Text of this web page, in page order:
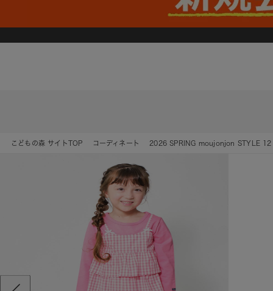
こどもの森 サイトTOP コーディネート 2026 SPRING moujonjon STYLE 12